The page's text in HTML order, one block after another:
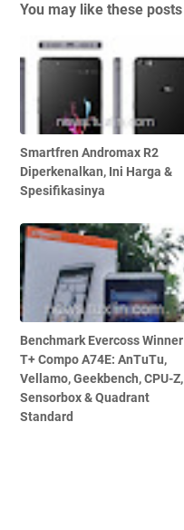
You may like these posts
Smartfren Andromax R2
Diperkenalkan, Ini Harga &
Spesifikasinya
Benchmark Evercoss Winner
T+ Compo A74E: AnTuTu,
Vellamo, Geekbench, CPU-Z,
Sensorbox & Quadrant
Standard